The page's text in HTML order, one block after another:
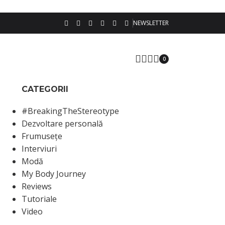
NEWSLETTER
0
CATEGORII
#BreakingTheStereotype
Dezvoltare personală
Frumusețe
Interviuri
Modă
My Body Journey
Reviews
Tutoriale
Video